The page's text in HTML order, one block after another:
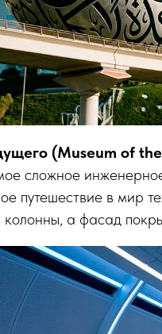
(Museum of
сложное
путешествие в мир
колонны, а фасад